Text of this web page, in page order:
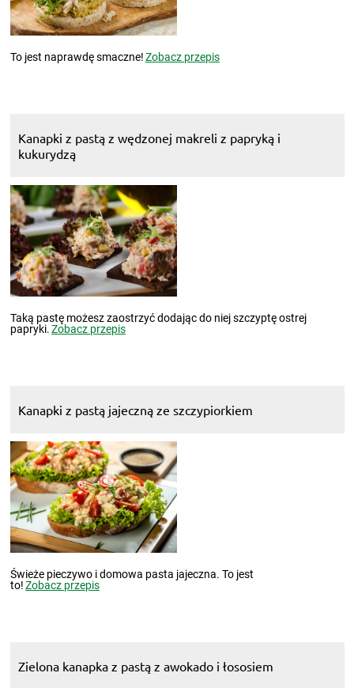
To jest naprawdę smaczne!Zobacz przepis
Kanapki z pastą z wędzonej makreli z papryką i
kukurydzą
Taką pastę możesz zaostrzyć dodając do niej szczyptę ostrej
papryki.Zobacz przepis
Kanapki z pastą jajeczną ze szczypiorkiem
Świeże pieczywo i domowa pasta jajeczna. To jest
to!Zobacz przepis
Zielona kanapka z pastą z awokado i łososiem